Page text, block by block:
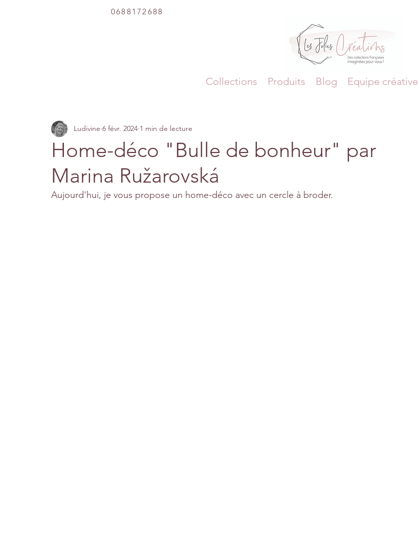
0688172688
Collections Produits Blog Equipe créative
Home-déco "Bulle de bonheur" par
Marina Ružarovská
Ludivine 6 févr. 2024 1 min de lecture
Aujourd'hui, je vous propose un home-déco avec un cercle à broder.